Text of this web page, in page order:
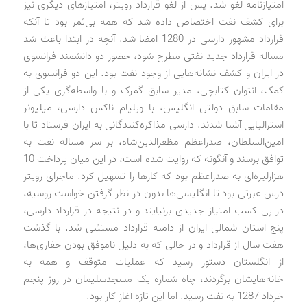
امتیازنامه لغو شد. پس از لغو قرارداد رویتر، امتیازهای دیگری نیز
برای کشف نفت اختصاص داده شد که همه بی‌ثمر بود تا آنکه
قرارداد مشهور دارسی در 1280 امضا شد. آنچه در ابتدا باعث شد
مساله قرارداد جدید نفتی مطرح شود، حضور دو دانشمند فرانسوی
در ایران و کشف نشانه‌هایی از وجود نفت بود. این دو فرانسوی به
کمک، آنتوان کتابچی، مدیر سابق گمرک و با واسطه‌گری یکی از
مقامات سابق دولتی انگلیس، با ویلیام ناکس دارسی، میلیونر
استرالیایی آشنا شدند. دارسی مذاکره‌کنندگانی به ایران فرستاد تا با
امین‌السلطان، صدراعظم مظفرالدین‌شاه، بر سر مساله نفت به
توافق برسند و آنگونه که روایت شده است، در این میان پرداخت 10
هزار‌لیره‌ای به صدراعظم بود که کارها را تسهیل کرد. ماجرای رویتر
درس عبرتی بود تا انگلیسی‌ها بدون در نظر گرفتن خواست روسیه،
در پی کسب امتیاز جدیدی برنیایند و در نتیجه در قرارداد دارسی،
پنج استان شمالی ایران از دامنه قرارداد مستثنی شد. با گذشت
هفت سال از قرارداد و در حالی که به دلیل ناموفق بودن حفاری‌ها،
از انگلستان دستور رسید که عملیات متوقف و همه به
خانه‌هایشان برگردند، چاه شماره یک مسجدسلیمان در روز پنجم
خرداد 1287 به نفت رسید. اما این تازه آغاز کار بود.